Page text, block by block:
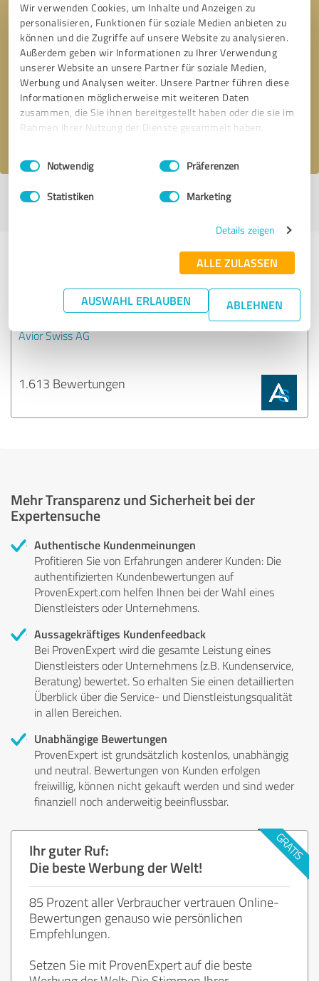
Wir verwenden Cookies, um Inhalte und Anzeigen zu
personalisieren, Funktionen für soziale Medien anbieten zu
können und die Zugriffe auf unsere Website zu analysieren.
Außerdem geben wir Informationen zu Ihrer Verwendung
unserer Website an unsere Partner für soziale Medien,
Werbung und Analysen weiter. Unsere Partner führen diese
Informationen möglicherweise mit weiteren Daten
zusammen, die Sie ihnen bereitgestellt haben oder die sie im
Rahmen Ihrer Nutzung der Dienste gesammelt haben.
Impressum Datenschutzbestimmungen
Einwilligungsauswahl
Notwendig Präferenzen
Statistiken Marketing
Details zeigen
ALLE ZULASSEN
AUSWAHL ERLAUBEN ABLEHNEN
Bitte um Rückruf * Erforderliche Angaben
Nachricht senden
Ich stimme den Datenschutzbestimmungen zu.
Profil aktiv seit 23.01.2024 | Letzte Aktualisierung: 18.02.2026
Erfahrungen zu weiteren
Anbietern aus dem Bereich
Dienstleistungen
Avior Swiss AG
1.613 Bewertungen
Mehr Transparenz und Sicherheit bei der
Expertensuche
Authentische Kundenmeinungen
Profitieren Sie von Erfahrungen anderer Kunden: Die
authentifizierten Kundenbewertungen auf
ProvenExpert.com helfen Ihnen bei der Wahl eines
Dienstleisters oder Unternehmens.
Aussagekräftiges Kundenfeedback
Bei ProvenExpert wird die gesamte Leistung eines
Dienstleisters oder Unternehmens (z.B. Kundenservice,
Beratung) bewertet. So erhalten Sie einen detaillierten
Überblick über die Service- und Dienstleistungsqualität
in allen Bereichen.
Unabhängige Bewertungen
ProvenExpert ist grundsätzlich kostenlos, unabhängig
und neutral. Bewertungen von Kunden erfolgen
freiwillig, können nicht gekauft werden und sind weder
finanziell noch anderweitig beeinflussbar.
Ihr guter Ruf:
Die beste Werbung der Welt!
85 Prozent aller Verbraucher vertrauen Online-
Bewertungen genauso wie persönlichen
Empfehlungen.
Setzen Sie mit ProvenExpert auf die beste